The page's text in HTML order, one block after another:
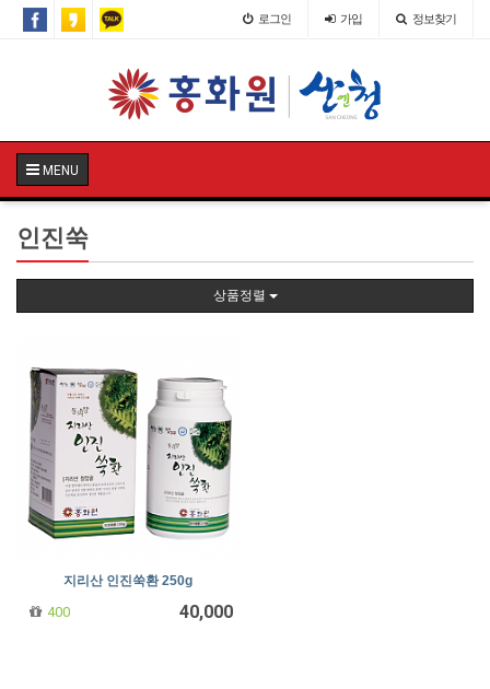
로그인 가입 정보찾기
MENU
인진쑥
상품정렬
지리산 인진쑥환 250g
400 40,000